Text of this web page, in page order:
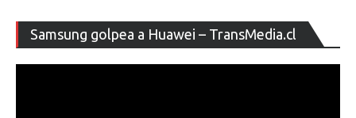
los
recursos
ni
Samsung golpea a Huawei – TransMedia.cl
de